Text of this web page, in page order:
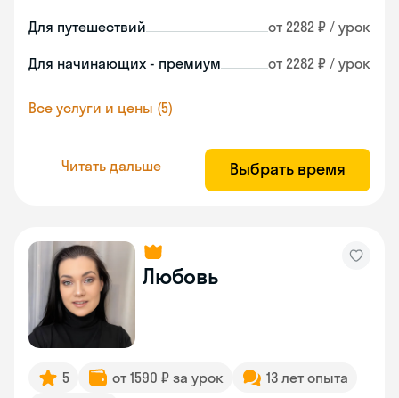
Для путешествий от 2282 ₽ / урок
Для начинающих - премиум от 2282 ₽ / урок
Все услуги и цены (5)
Читать дальше Выбрать время
Любовь
5 от 1590 ₽ за урок
13 лет опыта